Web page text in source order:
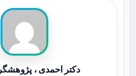
دکتر احمدی ،